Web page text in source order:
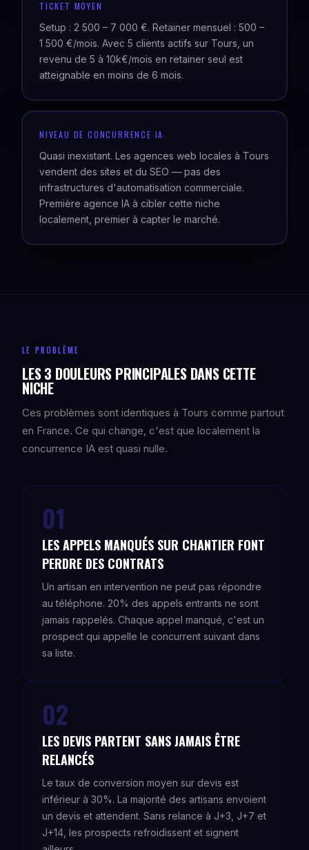
TICKET MOYEN
Setup : 2 500 – 7 000 €. Retainer mensuel : 500 –
1 500 €/mois. Avec 5 clients actifs sur Tours, un
revenu de 5 à 10k€/mois en retainer seul est
atteignable en moins de 6 mois.
NIVEAU DE CONCURRENCE IA
Quasi inexistant. Les agences web locales à Tours
vendent des sites et du SEO — pas des
infrastructures d'automatisation commerciale.
Première agence IA à cibler cette niche
localement, premier à capter le marché.
LE PROBLÈME
LES 3 DOULEURS PRINCIPALES DANS CETTE
NICHE
Ces problèmes sont identiques à Tours comme partout
en France. Ce qui change, c'est que localement la
concurrence IA est quasi nulle.
01
LES APPELS MANQUÉS SUR CHANTIER FONT
PERDRE DES CONTRATS
Un artisan en intervention ne peut pas répondre
au téléphone. 20% des appels entrants ne sont
jamais rappelés. Chaque appel manqué, c'est un
prospect qui appelle le concurrent suivant dans
sa liste.
02
LES DEVIS PARTENT SANS JAMAIS ÊTRE
RELANCÉS
Le taux de conversion moyen sur devis est
inférieur à 30%. La majorité des artisans envoient
un devis et attendent. Sans relance à J+3, J+7 et
J+14, les prospects refroidissent et signent